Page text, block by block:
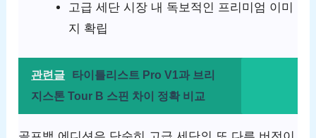
고급 세단 시장 내 독보적인 프리미엄 이미
지 확립
관련글
타이틀리스트 Pro V1과 브리
지스톤 Tour B 스핀 차이 정확 비교